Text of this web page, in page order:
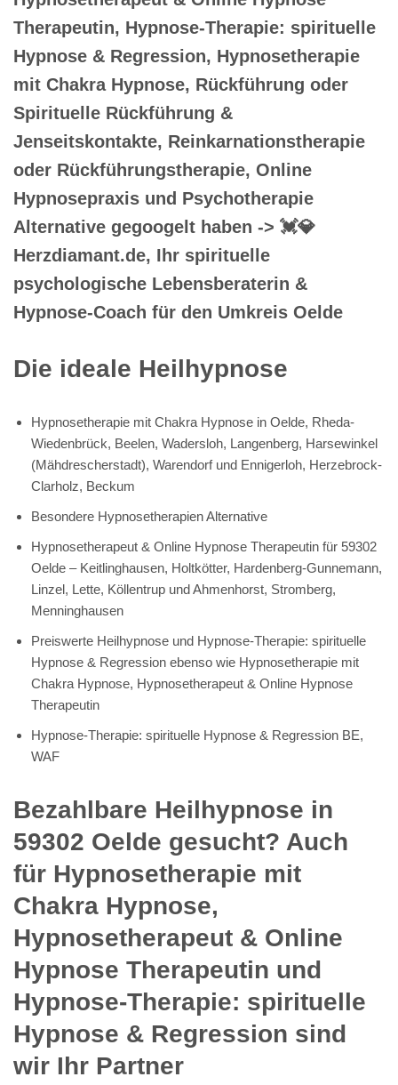
Therapeutin, Hypnose-Therapie: spirituelle
Hypnose & Regression, Hypnosetherapie
mit Chakra Hypnose, Rückführung oder
Spirituelle Rückführung &
Jenseitskontakte, Reinkarnationstherapie
oder Rückführungstherapie, Online
Hypnosepraxis und Psychotherapie
Alternative gegoogelt haben -> 💓️💎
Herzdiamant.de, Ihr spirituelle
psychologische Lebensberaterin &
Hypnose-Coach für den Umkreis Oelde
Die ideale Heilhypnose
Hypnosetherapie mit Chakra Hypnose in Oelde, Rheda-
Wiedenbrück, Beelen, Wadersloh, Langenberg, Harsewinkel
(Mähdrescherstadt), Warendorf und Ennigerloh, Herzebrock-
Clarholz, Beckum
Besondere Hypnosetherapien Alternative
Hypnosetherapeut & Online Hypnose Therapeutin für 59302
Oelde – Keitlinghausen, Holtkötter, Hardenberg-Gunnemann,
Linzel, Lette, Köllentrup und Ahmenhorst, Stromberg,
Menninghausen
Preiswerte Heilhypnose und Hypnose-Therapie: spirituelle
Hypnose & Regression ebenso wie Hypnosetherapie mit
Chakra Hypnose, Hypnosetherapeut & Online Hypnose
Therapeutin
Hypnose-Therapie: spirituelle Hypnose & Regression BE,
WAF
Bezahlbare Heilhypnose in
59302 Oelde gesucht? Auch
für Hypnosetherapie mit
Chakra Hypnose,
Hypnosetherapeut & Online
Hypnose Therapeutin und
Hypnose-Therapie: spirituelle
Hypnose & Regression sind
wir Ihr Partner